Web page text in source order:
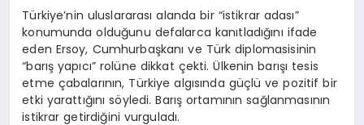
Türkiye’nin uluslararası alanda bir “istikrar adası”
konumunda olduğunu defalarca kanıtladığını ifade
eden Ersoy, Cumhurbaşkanı ve Türk diplomasisinin
“barış yapıcı” rolüne dikkat çekti. Ülkenin barışı tesis
etme çabalarının, Türkiye algısında güçlü ve pozitif bir
etki yarattığını söyledi. Barış ortamının sağlanmasının
istikrar getirdiğini vurguladı.